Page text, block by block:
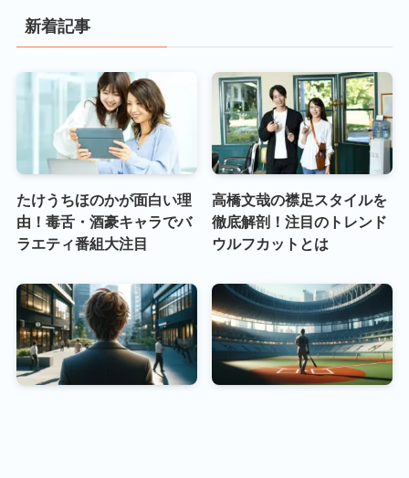
新着記事
たけうちほのかが面白い理
由！毒舌・酒豪キャラでバ
ラエティ番組大注目
高橋文哉の襟足スタイルを
徹底解剖！注目のトレンド
ウルフカットとは